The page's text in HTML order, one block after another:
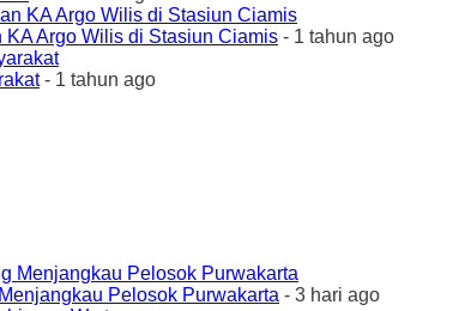
Argo Wilis di Stasiun Ciamis - 1 tahun ago
- 1 tahun ago
Pelosok Purwakarta - 3 hari ago